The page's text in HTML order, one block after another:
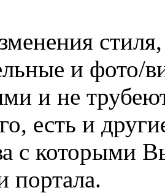
и фото/
и не
есть и
с которыми
портала.